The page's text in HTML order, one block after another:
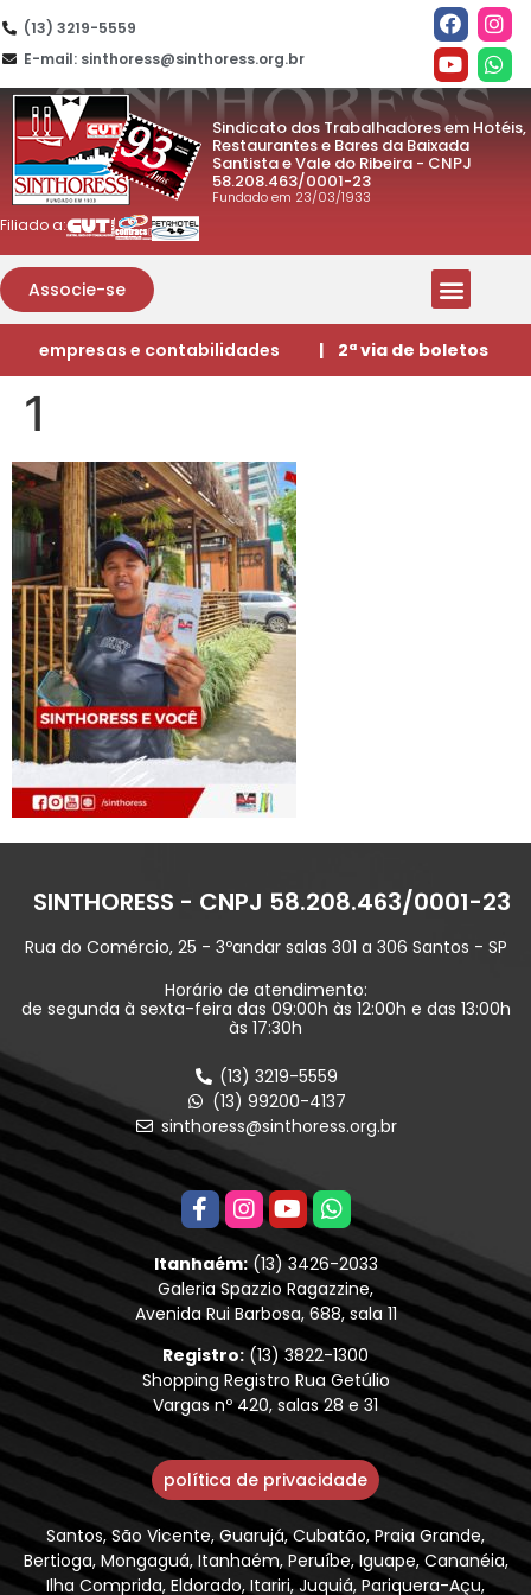
(13) 3219-5559
E-mail: sinthoress@sinthoress.org.br
Sindicato dos Trabalhadores em Hotéis,
Restaurantes e Bares da Baixada
Santista e Vale do Ribeira - CNPJ
58.208.463/0001-23
Fundado em 23/03/1933
Filiado a:
Associe-se
empresas e contabilidades | 2ª via de boletos
1
SINTHORESS - CNPJ 58.208.463/0001-23
Rua do Comércio, 25 - 3ºandar salas 301 a 306 Santos - SP
Horário de atendimento:
de segunda à sexta-feira das 09:00h às 12:00h e das 13:00h
às 17:30h
(13) 3219-5559
(13) 99200-4137
sinthoress@sinthoress.org.br
Itanhaém:(13) 3426-2033
Galeria Spazzio Ragazzine,
Avenida Rui Barbosa, 688, sala 11
Registro:(13) 3822-1300
Shopping Registro Rua Getúlio
Vargas nº 420, salas 28 e 31
política de privacidade
Santos, São Vicente, Guarujá, Cubatão, Praia Grande,
Bertioga, Mongaguá, Itanhaém, Peruíbe, Iguape, Cananéia,
Ilha Comprida, Eldorado, Itariri, Juquiá, Pariquera-Açu,